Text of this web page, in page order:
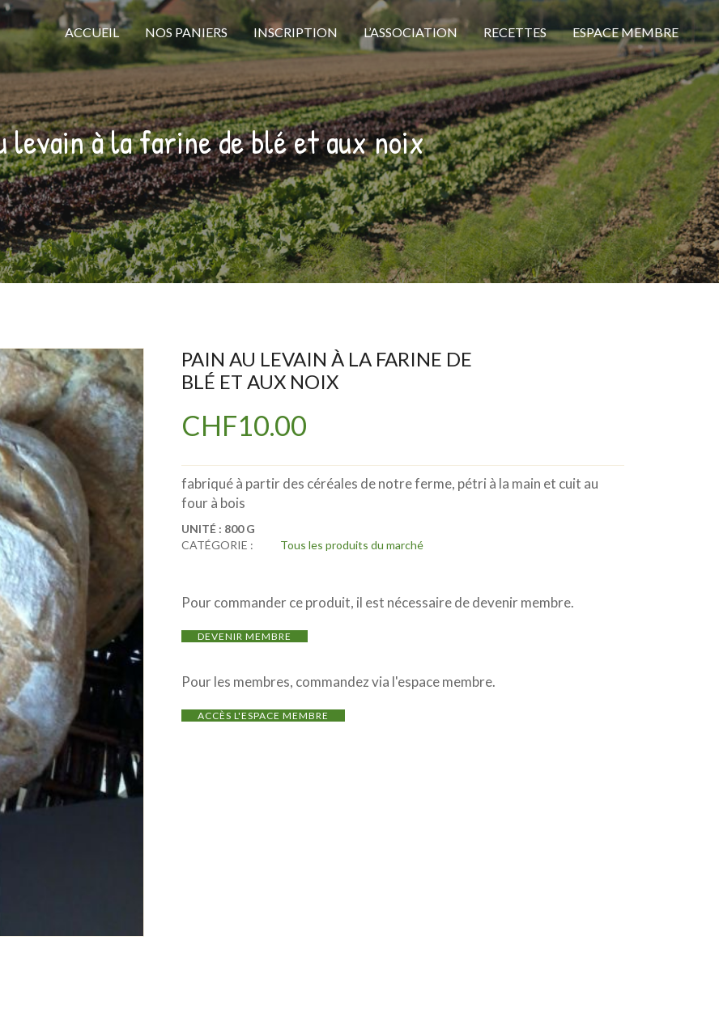
ACCUEIL NOS PANIERS INSCRIPTION L’ASSOCIATION RECETTES ESPACE MEMBRE
levain à la farine de blé et aux noix
PAIN AU LEVAIN À LA FARINE DE
BLÉ ET AUX NOIX
CHF10.00
fabriqué à partir des céréales de notre ferme, pétri à la main et cuit au
four à bois
UNITÉ : 800 G
CATÉGORIE :
Tous les produits du marché
Pour commander ce produit, il est nécessaire de devenir membre.
DEVENIR MEMBRE
Pour les membres, commandez via l'espace membre.
ACCÈS L'ESPACE MEMBRE